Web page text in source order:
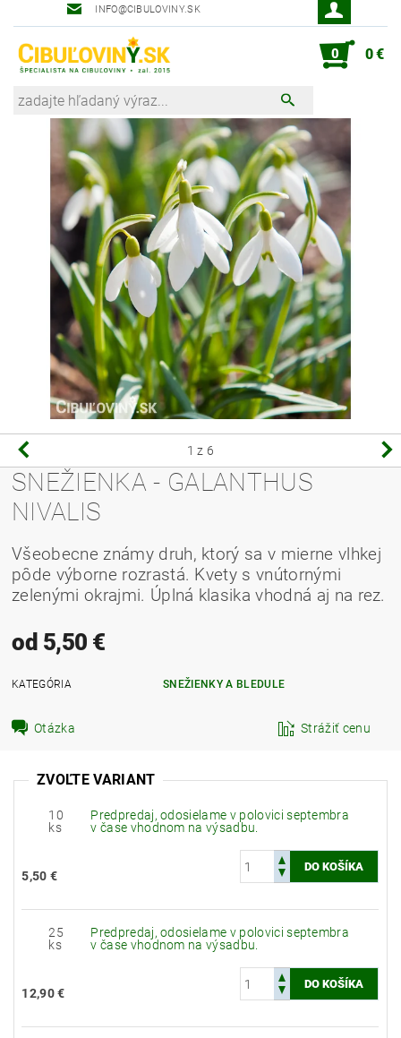
INFO@CIBULOVINY.SK
0 0 €
1 z 6
SNEŽIENKA - GALANTHUS
NIVALIS
Všeobecne známy druh, ktorý sa v mierne vlhkej
pôde výborne rozrastá. Kvety s vnútornými
zelenými okrajmi. Úplná klasika vhodná aj na rez.
od 5,50 €
KATEGÓRIA SNEŽIENKY A BLEDULE
Otázka Strážiť cenu
ZVOĽTE VARIANT
10
ks
Predpredaj, odosielame v polovici septembra
v čase vhodnom na výsadbu.
5,50 €
25
ks
Predpredaj, odosielame v polovici septembra
v čase vhodnom na výsadbu.
12,90 €
Robot zahradník Peter